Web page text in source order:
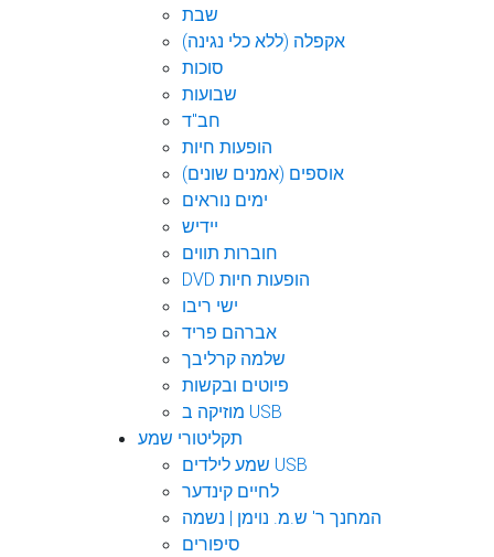
שבת
אקפלה (ללא כלי נגינה)
סוכות
שבועות
חב"ד
הופעות חיות
אוספים (אמנים שונים)
ימים נוראים
יידיש
חוברות תווים
DVD הופעות חיות
ישי ריבו
אברהם פריד
שלמה קרליבך
פיוטים ובקשות
מוזיקה ב USB
תקליטורי שמע
שמע לילדים USB
לחיים קינדער
המחנך ר' ש.מ. נוימן | נשמה
סיפורים